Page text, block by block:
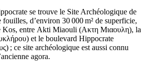
se trouve le Site Archéologique de
fouilles, d’environ 30 000 m² de superficie,
Kos, entre Akti Miaouli (Ακτη Μιαουλη), la
) et le boulevard Hippocrate
) ; ce site archéologique est aussi connu
agora.